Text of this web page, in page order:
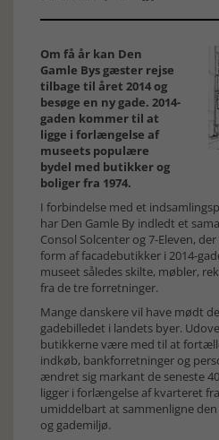
Om få år kan Den
Gamle Bys gæster rejse
tilbage til året 2014 og
besøge en ny gade. 2014-
gaden kommer til at
ligge i forlængelse af
museets populære
bydel med butikker og
boliger fra 1974.
I forbindelse med et
har Den Gamle By indledt et
Consol Solcenter og 7-Eleven,
form af facadebutikker i 2014-
museet således skilte, møbler,
fra de tre forretninger.
Mange danskere vil have mødt
gadebilledet i landets byer.
butikkerne være med til at
indkøb, bankforretninger og
ændret sig markant de seneste
ligger i forlængelse af kvarteret
umiddelbart at sammenligne
og gademiljø.